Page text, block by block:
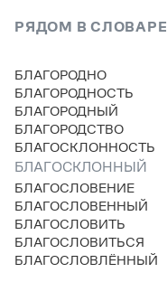
РЯДОМ В СЛОВАРЕ
БЛАГОРОДНО
БЛАГОРОДНОСТЬ
БЛАГОРОДНЫЙ
БЛАГОРОДСТВО
БЛАГОСКЛОННОСТЬ
БЛАГОСКЛОННЫЙ
БЛАГОСЛОВЕНИЕ
БЛАГОСЛОВЕННЫЙ
БЛАГОСЛОВИТЬ
БЛАГОСЛОВИТЬСЯ
БЛАГОСЛОВЛЁННЫЙ